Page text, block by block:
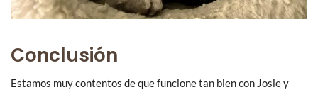
Conclusión
Estamos muy contentos de que funcione tan bien con Josie y